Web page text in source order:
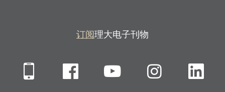
订阅理大电子刊物
Mobile FacebookYouTube